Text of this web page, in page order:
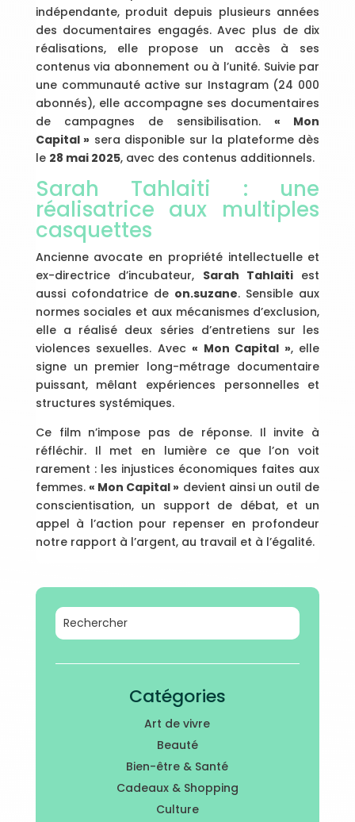
indépendante, produit depuis plusieurs années
des documentaires engagés. Avec plus de dix
réalisations, elle propose un accès à ses
contenus via abonnement ou à l’unité. Suivie par
une communauté active sur Instagram (24 000
abonnés), elle accompagne ses documentaires
de campagnes de sensibilisation.« Mon
Capital » sera disponible sur la plateforme dès
le 28 mai 2025, avec des contenus additionnels.
Sarah Tahlaiti : une
réalisatrice aux multiples
casquettes
Ancienne avocate en propriété intellectuelle et
ex-directrice d’incubateur, Sarah Tahlaitiest
aussi cofondatrice de on.suzane. Sensible aux
normes sociales et aux mécanismes d’exclusion,
elle a réalisé deux séries d’entretiens sur les
violences sexuelles. Avec« Mon Capital », elle
signe un premier long-métrage documentaire
puissant, mêlant expériences personnelles et
structures systémiques.
Ce film n’impose pas de réponse. Il invite à
réfléchir. Il met en lumière ce que l’on voit
rarement : les injustices économiques faites aux
femmes. « Mon Capital » devient ainsi un outil de
conscientisation, un support de débat, et un
appel à l’action pour repenser en profondeur
notre rapport à l’argent, au travail et à l’égalité.
Catégories
Art de vivre
Beauté
Bien-être & Santé
Cadeaux & Shopping
Culture